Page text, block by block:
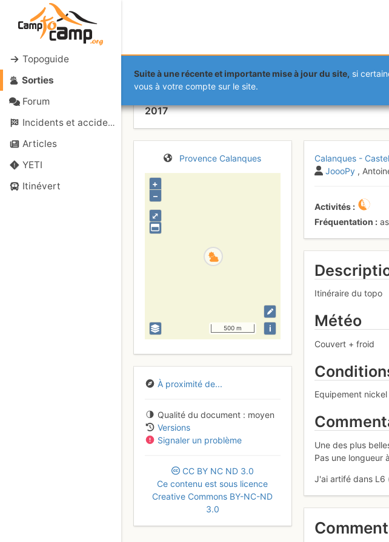
Topoguide
Sorties
Forum
Incidents et accidents
Articles
YETI
Itinévert
Suite à une récente et importante mise à jour du site, si
vous à votre compte sur le site.
Plateau de Castelvieil -
2017
Provence Calanques
⤢
+
–
500 m i
À proximité de...
Qualité du document
moyen
Versions
Signaler un problème
CC BY NC ND 3.0
Ce contenu est sous licence
Creative Commons BY-NC-ND
3.0
Calanques -
JoooPy ,
Activités
Fréquentation
Itinéraire du topo
Météo
Couvert + froid
Equipement nickel
Une des plus
Pas une longueur
J'ai artifé dans L6